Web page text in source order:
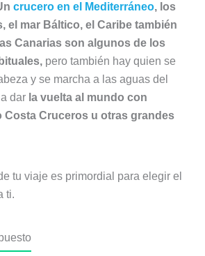
crucero en el Mediterráneo, los
el mar Báltico, el Caribe también
Canarias son algunos de los
pero también hay quien se
y se marcha a las aguas del
dar la vuelta al mundo con
Costa Cruceros u otras grandes
tu viaje es primordial para elegir el
ti.